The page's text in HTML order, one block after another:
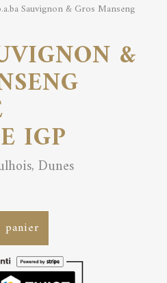
Sauvignon & Gros Manseng
&
IGP
Dunes
panier